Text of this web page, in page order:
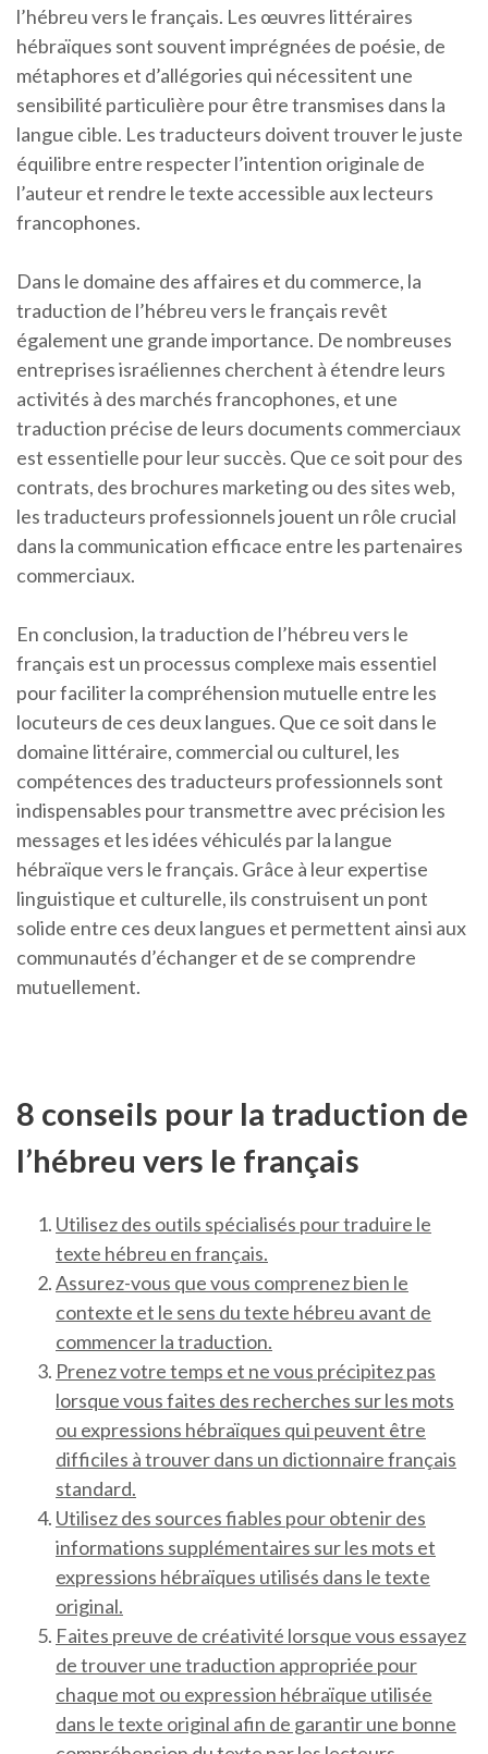
l’hébreu vers le français. Les œuvres littéraires
hébraïques sont souvent imprégnées de poésie, de
métaphores et d’allégories qui nécessitent une
sensibilité particulière pour être transmises dans la
langue cible. Les traducteurs doivent trouver le juste
équilibre entre respecter l’intention originale de
l’auteur et rendre le texte accessible aux lecteurs
francophones.
Dans le domaine des affaires et du commerce, la
traduction de l’hébreu vers le français revêt
également une grande importance. De nombreuses
entreprises israéliennes cherchent à étendre leurs
activités à des marchés francophones, et une
traduction précise de leurs documents commerciaux
est essentielle pour leur succès. Que ce soit pour des
contrats, des brochures marketing ou des sites web,
les traducteurs professionnels jouent un rôle crucial
dans la communication efficace entre les partenaires
commerciaux.
En conclusion, la traduction de l’hébreu vers le
français est un processus complexe mais essentiel
pour faciliter la compréhension mutuelle entre les
locuteurs de ces deux langues. Que ce soit dans le
domaine littéraire, commercial ou culturel, les
compétences des traducteurs professionnels sont
indispensables pour transmettre avec précision les
messages et les idées véhiculés par la langue
hébraïque vers le français. Grâce à leur expertise
linguistique et culturelle, ils construisent un pont
solide entre ces deux langues et permettent ainsi aux
communautés d’échanger et de se comprendre
mutuellement.
8 conseils pour la traduction de
l’hébreu vers le français
Utilisez des outils spécialisés pour traduire le
texte hébreu en français.
Assurez-vous que vous comprenez bien le
contexte et le sens du texte hébreu avant de
commencer la traduction.
Prenez votre temps et ne vous précipitez pas
lorsque vous faites des recherches sur les mots
ou expressions hébraïques qui peuvent être
difficiles à trouver dans un dictionnaire français
standard.
Utilisez des sources fiables pour obtenir des
informations supplémentaires sur les mots et
expressions hébraïques utilisés dans le texte
original.
Faites preuve de créativité lorsque vous essayez
de trouver une traduction appropriée pour
chaque mot ou expression hébraïque utilisée
dans le texte original afin de garantir une bonne